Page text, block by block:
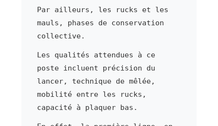
Par ailleurs, les rucks et les
mauls, phases de conservation
collective.
Les qualités attendues à ce
poste incluent précision du
lancer, technique de mêlée,
mobilité entre les rucks,
capacité à plaquer bas.